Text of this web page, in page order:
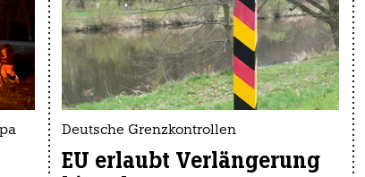
Deutsche Grenzkontrollen
EU erlaubt Verlängerung